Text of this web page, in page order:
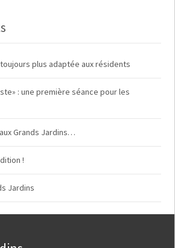
plus adaptée aux résidents
: une première séance pour les
aux Grands Jardins…
!
Jardins